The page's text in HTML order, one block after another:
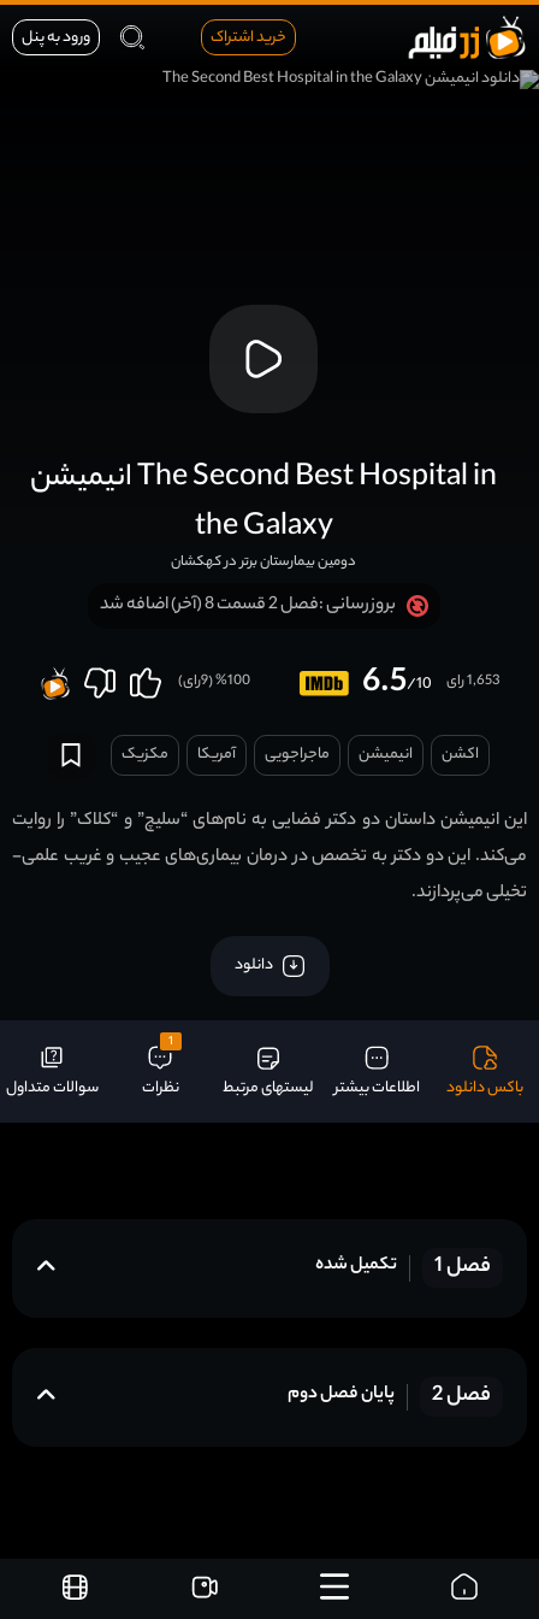
خرید اشتراک ورود به پنل
انیمیشن The Second Best Hospital in
the Galaxy
دومین بیمارستان برتر در کهکشان
بروزرسانی :فصل 2 قسمت 8 (آخر) اضافه شد
6.5/10 1,653 رای 100
% (
9رای)
اکشن انیمیشن ماجراجویی آمریکا مکزیک
این انیمیشن داستان دو دکتر فضایی به نام‌های “سلیچ” و “کلاک” را روایت
می‌کند. این دو دکتر به تخصص در درمان بیماری‌های عجیب و غریب علمی-
تخیلی می‌پردازند.
دانلود
باکس دانلود اطلاعات بیشتر لیستهای مرتبط
1
نظرات سوالات متداول
فصل 1 تکمیل شده
فصل 2 پایان فصل دوم